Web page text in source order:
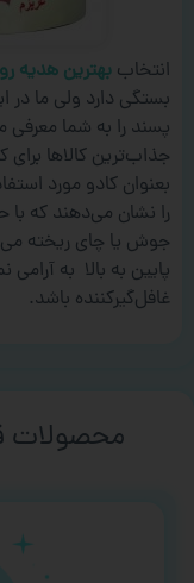
انتخاب بهترین هدیه
بستگی دارد ولی ما در
پسند را به شما معرفی
جذاب‌ترین کالاها
بعنوان کادو مورد
را نشان می‌دهند که با
جوش یا چای ریخته
پایین به بالا به
غافل‌گیرکننده باشد.
محصولات